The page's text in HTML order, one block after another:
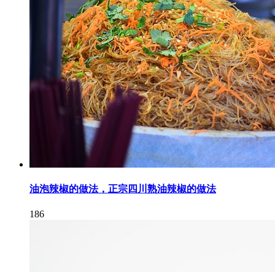
油泡辣椒的做法，正宗四川熟油辣椒的做法
186